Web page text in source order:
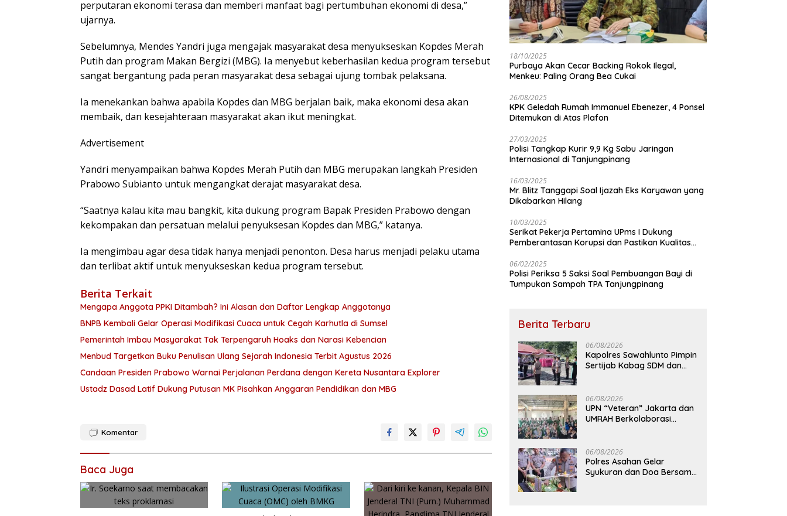
perputaran ekonomi terasa dan memberi manfaat bagi pertumbuhan ekonomi di desa,”
ujarnya.
Sebelumnya, Mendes Yandri juga mengajak masyarakat desa menyukseskan Kopdes Merah
Putih dan program Makan Bergizi (MBG). Ia menyebut keberhasilan kedua program tersebut
sangat bergantung pada peran masyarakat desa sebagai ujung tombak pelaksana.
Ia menekankan bahwa apabila Kopdes dan MBG berjalan baik, maka ekonomi desa akan
membaik, dan kesejahteraan masyarakat akan ikut meningkat.
Advertisement
Yandri menyampaikan bahwa Kopdes Merah Putih dan MBG merupakan langkah Presiden
Prabowo Subianto untuk mengangkat derajat masyarakat desa.
“Saatnya kalau kita mau bangkit, kita dukung program Bapak Presiden Prabowo dengan
kekompakan dan persatuan melalui penyuksesan Kopdes dan MBG,” katanya.
Ia mengimbau agar desa tidak hanya menjadi penonton. Desa harus menjadi pelaku utama
dan terlibat aktif untuk menyukseskan kedua program tersebut.
Berita Terkait
Mengapa Anggota PPKI Ditambah? Ini Alasan dan Daftar Lengkap Anggotanya
BNPB Kembali Gelar Operasi Modifikasi Cuaca untuk Cegah Karhutla di Sumsel
Pemerintah Imbau Masyarakat Tak Terpengaruh Hoaks dan Narasi Kebencian
Menbud Targetkan Buku Penulisan Ulang Sejarah Indonesia Terbit Agustus 2026
Candaan Presiden Prabowo Warnai Perjalanan Perdana dengan Kereta Nusantara Explorer
Ustadz Dasad Latif Dukung Putusan MK Pisahkan Anggaran Pendidikan dan MBG
Komentar
Baca Juga
18/10/2025
Purbaya Akan Cecar Backing Rokok Ilegal,
Menkeu: Paling Orang Bea Cukai
26/08/2025
KPK Geledah Rumah Immanuel Ebenezer, 4 Ponsel
Ditemukan di Atas Plafon
27/03/2025
Polisi Tangkap Kurir 9,9 Kg Sabu Jaringan
Internasional di Tanjungpinang
16/03/2025
Mr. Blitz Tanggapi Soal Ijazah Eks Karyawan yang
Dikabarkan Hilang
10/03/2025
Serikat Pekerja Pertamina UPms I Dukung
Pemberantasan Korupsi dan Pastikan Kualitas
06/02/2025
Polisi Periksa 5 Saksi Soal Pembuangan Bayi di
Tumpukan Sampah TPA Tanjungpinang
Berita Terbaru
06/08/2026
Kapolres Sawahlunto Pimpin
Sertijab Kabag SDM dan
Pelayanan Presisi
06/08/2026
UPN “Veteran” Jakarta dan
UMRAH Berkolaborasi
Gratis Melalui Skrining
Status Gizi dan Inovasi
Dimsum Gonggong di
06/08/2026
Polres Asahan Gelar
Syukuran dan Doa Bersama